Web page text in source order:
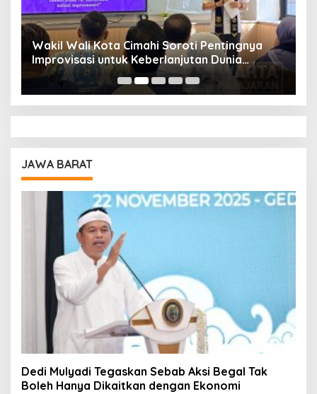
Wakil Wali Kota Cimahi Soroti Pentingnya
Improvisasi untuk Keberlanjutan Dunia
Pendidikan
JAWA BARAT
Dedi Mulyadi Tegaskan Sebab Aksi Begal Tak
Boleh Hanya Dikaitkan dengan Ekonomi